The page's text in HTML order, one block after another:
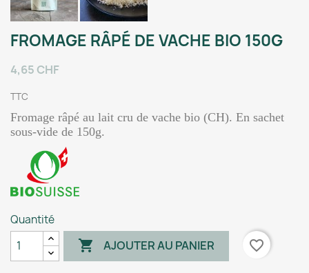
FROMAGE RÂPÉ DE VACHE BIO 150G
4,65 CHF
TTC
Fromage râpé au lait cru de vache bio (CH). En sachet
sous-vide de 150g.
Quantité
 AJOUTER AU PANIER favorite_border